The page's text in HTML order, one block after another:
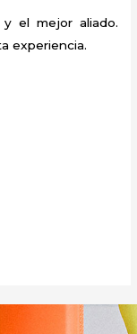
el mejor aliado.
experiencia.